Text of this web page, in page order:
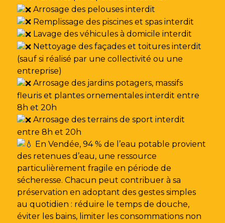
Arrosage des pelouses interdit
Remplissage des piscines et spas interdit
Lavage des véhicules à domicile interdit
Nettoyage des façades et toitures interdit
(sauf si réalisé par une collectivité ou une
entreprise)
Arrosage des jardins potagers, massifs
fleuris et plantes ornementales interdit entre
8h et 20h
Arrosage des terrains de sport interdit
entre 8h et 20h
En Vendée, 94 % de l’eau potable provient
des retenues d’eau, une ressource
particulièrement fragile en période de
sécheresse. Chacun peut contribuer à sa
préservation en adoptant des gestes simples
au quotidien : réduire le temps de douche,
éviter les bains, limiter les consommations non